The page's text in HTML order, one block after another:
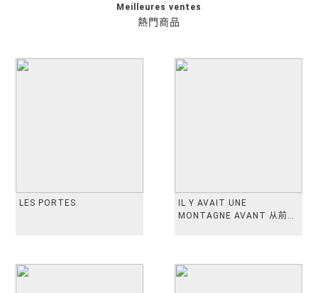
熱門商品
Meilleures ventes
LES PORTES
IL Y AVAIT UNE
MONTAGNE AVANT 从前有